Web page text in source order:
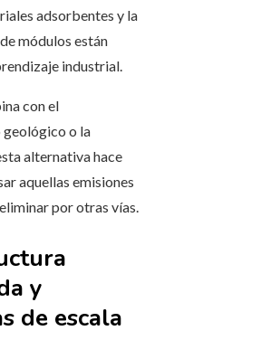
adsorbentes y la
módulos están
industrial.
con el
o la
alternativa hace
aquellas emisiones
por otras vías.
y
de escala